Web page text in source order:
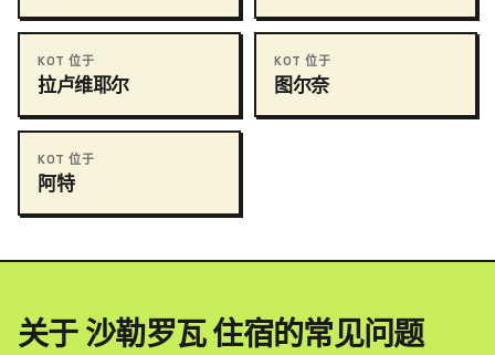
KOT 位于
拉卢维耶尔
KOT 位于
图尔奈
KOT 位于
阿特
关于 沙勒罗瓦 住宿的常见问题